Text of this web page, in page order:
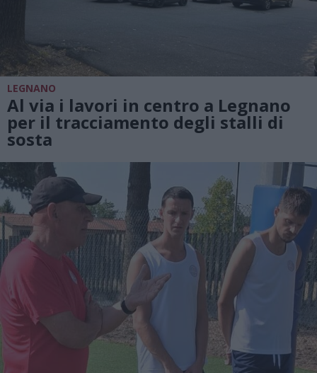
LEGNANO
Al via i lavori in centro a Legnano
per il tracciamento degli stalli di
sosta